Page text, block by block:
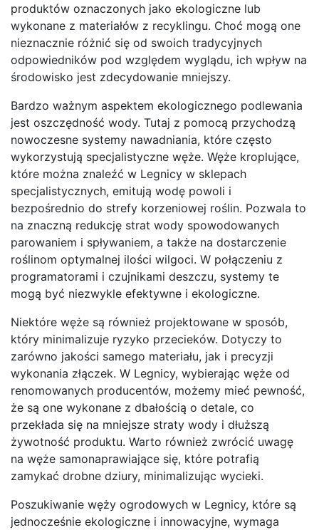
produktów oznaczonych jako ekologiczne lub
wykonane z materiałów z recyklingu. Choć mogą one
nieznacznie różnić się od swoich tradycyjnych
odpowiedników pod względem wyglądu, ich wpływ na
środowisko jest zdecydowanie mniejszy.
Bardzo ważnym aspektem ekologicznego podlewania
jest oszczędność wody. Tutaj z pomocą przychodzą
nowoczesne systemy nawadniania, które często
wykorzystują specjalistyczne węże. Węże kroplujące,
które można znaleźć w Legnicy w sklepach
specjalistycznych, emitują wodę powoli i
bezpośrednio do strefy korzeniowej roślin. Pozwala to
na znaczną redukcję strat wody spowodowanych
parowaniem i spływaniem, a także na dostarczenie
roślinom optymalnej ilości wilgoci. W połączeniu z
programatorami i czujnikami deszczu, systemy te
mogą być niezwykle efektywne i ekologiczne.
Niektóre węże są również projektowane w sposób,
który minimalizuje ryzyko przecieków. Dotyczy to
zarówno jakości samego materiału, jak i precyzji
wykonania złączek. W Legnicy, wybierając węże od
renomowanych producentów, możemy mieć pewność,
że są one wykonane z dbałością o detale, co
przekłada się na mniejsze straty wody i dłuższą
żywotność produktu. Warto również zwrócić uwagę
na węże samonaprawiające się, które potrafią
zamykać drobne dziury, minimalizując wycieki.
Poszukiwanie węży ogrodowych w Legnicy, które są
jednocześnie ekologiczne i innowacyjne, wymaga